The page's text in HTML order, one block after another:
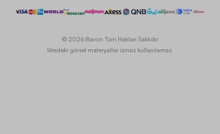
© 2026 Barcin Tüm Hakları Saklıdır
Sitedeki görsel materyaller izinsiz kullanılamaz.